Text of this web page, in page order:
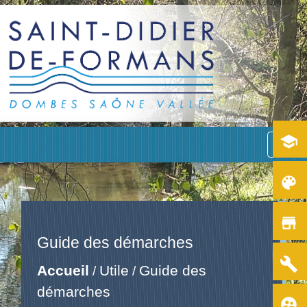
menu
Guide des démarches
Accueil / Utile / Guide des
démarches
school
color_lens
store
build